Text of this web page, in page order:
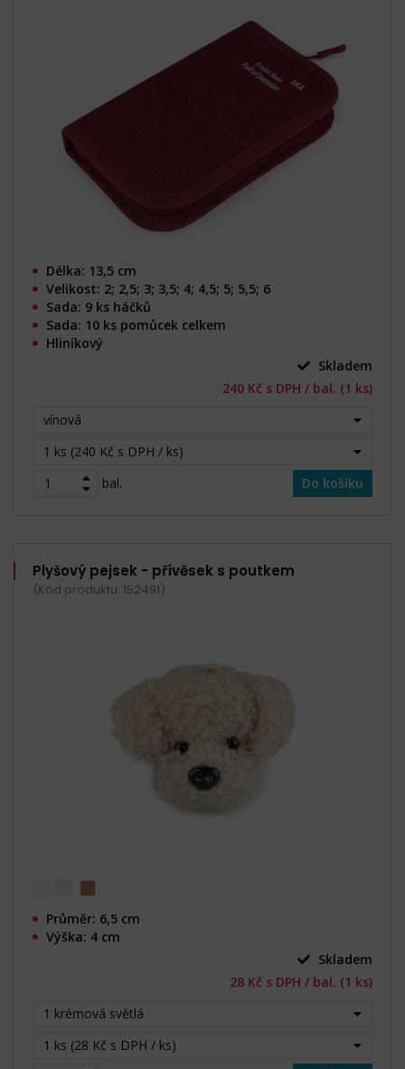
Délka: 13,5 cm
Velikost: 2; 2,5; 3; 3,5; 4; 4,5; 5; 5,5; 6
Sada: 9 ks háčků
Sada: 10 ks pomůcek celkem
Hliníkový
Skladem
240 Kč s DPH / bal. (1 ks)
vínová
1 ks (240 Kč s DPH / ks)
bal.
Do košíku
Plyšový pejsek - přívěsek s poutkem
(Kód produktu: 152491)
Průměr: 6,5 cm
Výška: 4 cm
Skladem
28 Kč s DPH / bal. (1 ks)
1 krémová světlá
1 ks (28 Kč s DPH / ks)